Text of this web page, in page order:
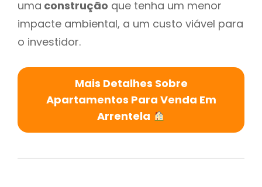
uma construção que tenha um menor
impacte ambiental, a um custo viável para
o investidor.
Mais Detalhes Sobre
Apartamentos Para Venda Em
Arrentela